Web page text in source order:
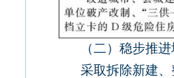
（二）稳步推
采取拆除新建